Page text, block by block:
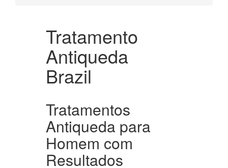
Tratamento
Antiqueda
Brazil
Tratamentos
Antiqueda para
Homem com
Resultados